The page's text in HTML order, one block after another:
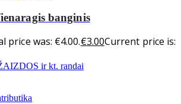
banginis
price was: €4.00.€3.00Current price is: